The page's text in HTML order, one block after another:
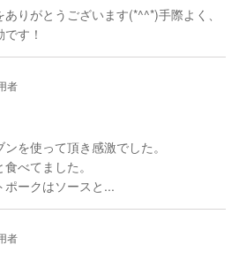
りがとうございます(*^^*)手際よく、
す！
者
を使って頂き感激でした。
べてました。
ポークはソースと...
者